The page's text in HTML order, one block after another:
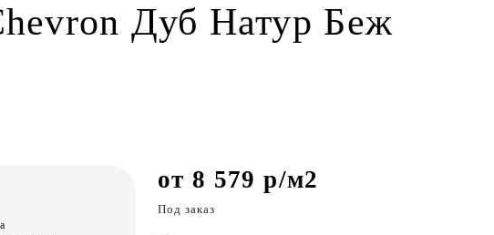
Дуб Натур Беж
от 8 579 р/м2
Под заказ